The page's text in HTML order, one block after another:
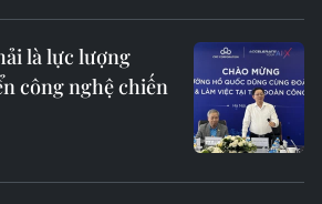
là lực lượng
công nghệ chiến